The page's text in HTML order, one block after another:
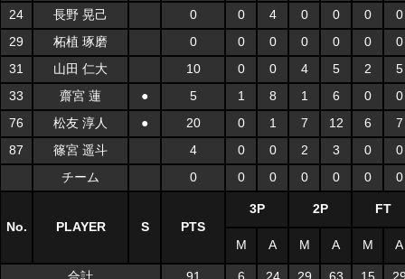
24
長野 晃己 0 0 4 0 0 0
0
29
柘植 琢磨 0 0 0 0 0 0
0
31
山田 仁大 10 0 0 4 5 2
5
33
齋宮 蓮 ● 5 1 8 1 6 0
0
76
松友 淳人 ● 20 0 1 7 12 6
7
87
篠宮 遥斗 4 0 0 2 3 0
0
チーム
0 0 0 0 0 0 0
No. PLAYER S PTS
3P 2P FT
M A M A M A